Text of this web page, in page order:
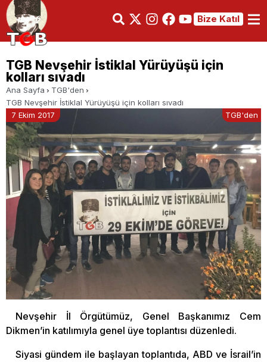
Bize Katıl
TGB Nevşehir İstiklal Yürüyüşü için
kolları sıvadı
Ana Sayfa
TGB'den
TGB Nevşehir İstiklal Yürüyüşü için kolları sıvadı
7 Ekim 2017
TGB'den
Nevşehir İl Örgütümüz, Genel Başkanımız Cem
Dikmen’in katılımıyla genel üye toplantısı düzenledi.
Siyasi gündem ile başlayan toplantıda, ABD ve İsrail’in